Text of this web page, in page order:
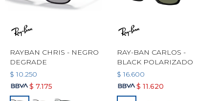
RAYBAN CHRIS - NEGRO
DEGRADE
$ 10.250
$ 7.175
RAY-BAN CARLOS -
BLACK POLARIZADO
$ 16.600
$ 11.620